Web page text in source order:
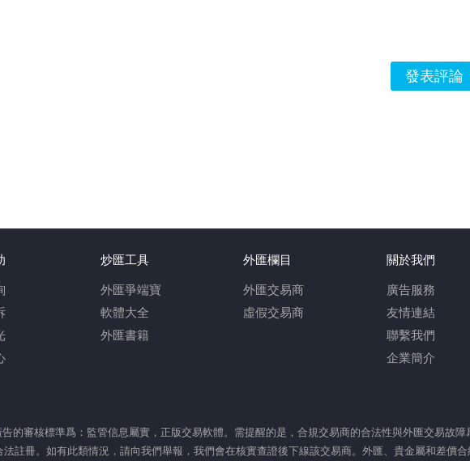
發表評論
炒匯工具
外匯爭端寶
軟體大全
外匯書籍
外匯欄目
外匯交易商
虛假交易商
關於我們
廣告服務
友情連結
聯繫我們
企業簡介
的審核標準爲：監管信息屬實，正版交易軟體。需提醒的是，合規交易商的合法性與外匯交易故
註冊。如有此類情況，請向我們舉報，我們會在核實查證後下線該交易商。外匯、貴金屬和差價